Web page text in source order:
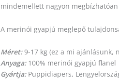
mindemellett nagyon
A merinói gyapjú meglepő
Méret:9-17 kg (ez a mi ajánlásunk,
Anyaga: 100% merinói gyapjú flanel
Gyártja:Puppidiapers,